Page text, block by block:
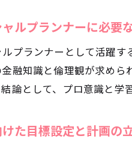
ルプランナーに必要
プランナーとして活躍
融知識と倫理観が求め
論として、プロ意識と学
た目標設定と計画の